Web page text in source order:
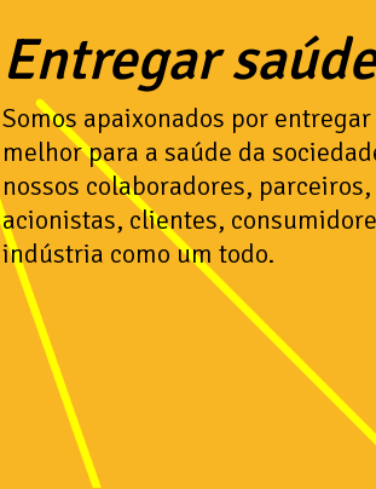
Entregar
Somos apaixonados por entregar
melhor para a saúde da
nossos colaboradores, parceiros,
acionistas, clientes,
indústria como um todo.